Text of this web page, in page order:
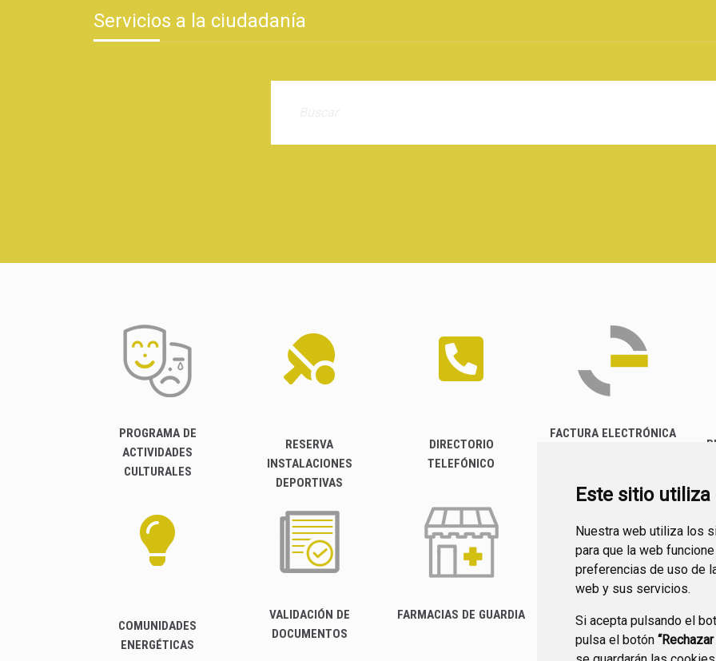
Este sitio
Nuestra web utiliza los
para que la web
preferencias de uso de
web y sus servicios.
Si acepta pulsando el
pulsa el botón
Servicios a la ciudadanía
PROGRAMA DE
ACTIVIDADES
CULTURALES
RESERVA
INSTALACIONES
DEPORTIVAS
DIRECTORIO
TELEFÓNICO
FACTURA ELECTRÓNICA
COMUNIDADES
ENERGÉTICAS
VALIDACIÓN DE
DOCUMENTOS
FARMACIAS DE GUARDIA
CANAL YOUTUBE